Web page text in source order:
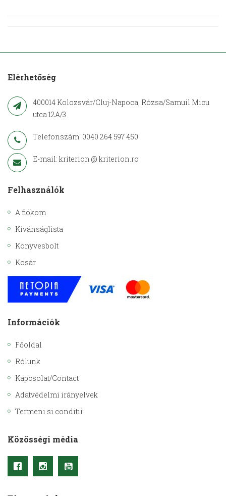
Elérhetőség
400014 Kolozsvár/Cluj-Napoca, Rózsa/Samuil Micu
utca 12A/3
Telefonszám: 0040 264 597 450
E-mail: kriterion @ kriterion.ro
Felhasználók
A fiókom
Kívánságlista
Könyvesbolt
Kosár
Információk
Főoldal
Rólunk
Kapcsolat/Contact
Adatvédelmi irányelvek
Termeni si conditii
Közösségi média